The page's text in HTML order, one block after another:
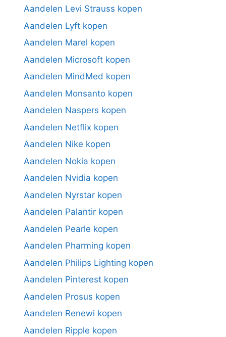
Aandelen Levi Strauss kopen
Aandelen Lyft kopen
Aandelen Marel kopen
Aandelen Microsoft kopen
Aandelen MindMed kopen
Aandelen Monsanto kopen
Aandelen Naspers kopen
Aandelen Netflix kopen
Aandelen Nike kopen
Aandelen Nokia kopen
Aandelen Nvidia kopen
Aandelen Nyrstar kopen
Aandelen Palantir kopen
Aandelen Pearle kopen
Aandelen Pharming kopen
Aandelen Philips Lighting kopen
Aandelen Pinterest kopen
Aandelen Prosus kopen
Aandelen Renewi kopen
Aandelen Ripple kopen